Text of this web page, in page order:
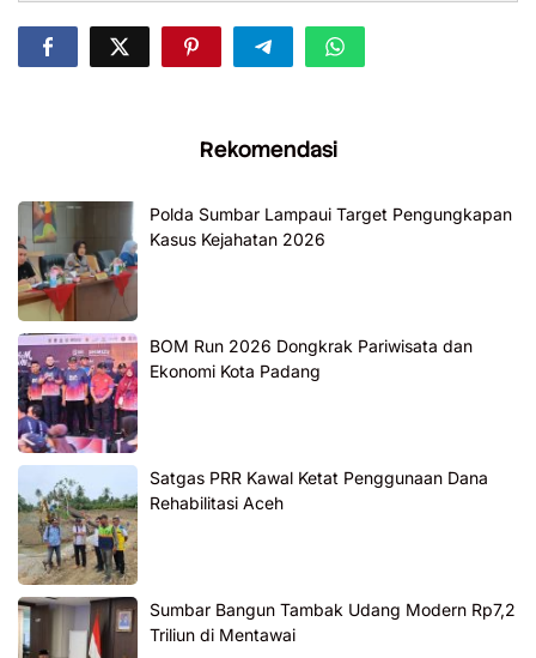
Rekomendasi
Polda Sumbar Lampaui Target Pengungkapan
Kasus Kejahatan 2026
BOM Run 2026 Dongkrak Pariwisata dan
Ekonomi Kota Padang
Satgas PRR Kawal Ketat Penggunaan Dana
Rehabilitasi Aceh
Sumbar Bangun Tambak Udang Modern Rp7,2
Triliun di Mentawai